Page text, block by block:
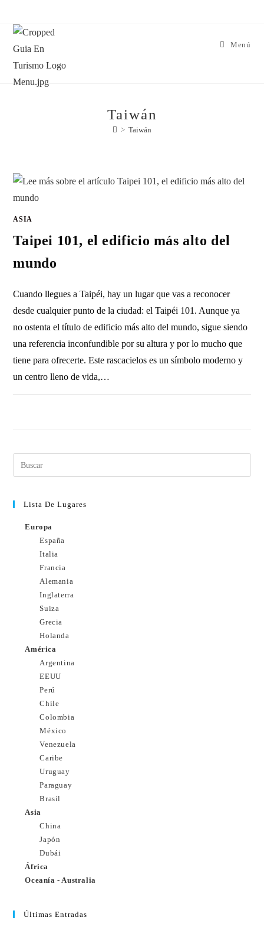
Menú
Taiwán
> Taiwán
ASIA
Taipei 101, el edificio más alto del
mundo
Cuando llegues a Taipéi, hay un lugar que vas a reconocer
desde cualquier punto de la ciudad: el Taipéi 101. Aunque ya
no ostenta el título de edificio más alto del mundo, sigue siendo
una referencia inconfundible por su altura y por lo mucho que
tiene para ofrecerte. Este rascacielos es un símbolo moderno y
un centro lleno de vida,…
Lista De Lugares
Europa
España
Italia
Francia
Alemania
Inglaterra
Suiza
Grecia
Holanda
América
Argentina
EEUU
Perú
Chile
Colombia
México
Venezuela
Caribe
Uruguay
Paraguay
Brasil
Asia
China
Japón
Dubái
África
Oceanía - Australia
Últimas Entradas